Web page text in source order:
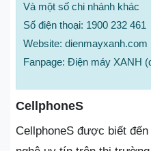
Và một số chi nhánh khác
Số điện thoại: 1900 232 461
Website: dienmayxanh.com
Fanpage: Điện máy XANH
CellphoneS
CellphoneS được biết